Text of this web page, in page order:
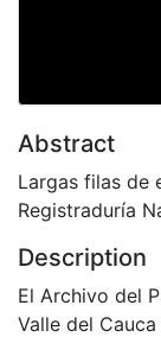
Abstract
Largas filas de
Registraduría
Description
El Archivo del
Valle del